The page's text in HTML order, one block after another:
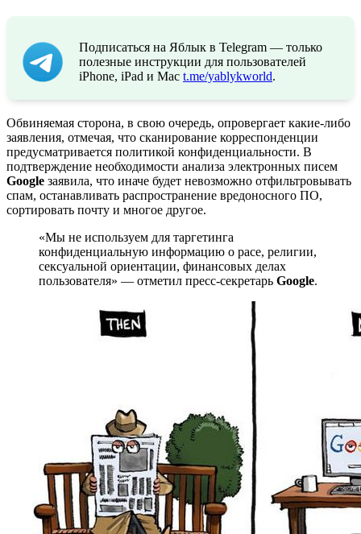
Подписаться на Яблык в Telegram — только
полезные инструкции для пользователей
iPhone, iPad и Mac t.me/yablykworld.
Обвиняемая сторона, в свою очередь, опровергает какие-либо
заявления, отмечая, что сканирование корреспонденции
предусматривается политикой конфиденциальности. В
подтверждение необходимости анализа электронных писем
Google заявила, что иначе будет невозможно отфильтровывать
спам, останавливать распространение вредоносного ПО,
сортировать почту и многое другое.
«Мы не используем для таргетинга
конфиденциальную информацию о расе, религии,
сексуальной ориентации, финансовых делах
пользователя» — отметил пресс-секретарь Google.